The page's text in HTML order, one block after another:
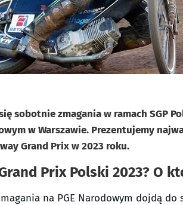
sobotnie zmagania w ramach SGP
w Warszawie. Prezentujemy
Grand Prix w 2023 roku.
Prix Polski 2023? O
na PGE Narodowym dojdą